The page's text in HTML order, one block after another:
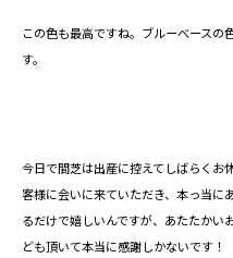
この色も最高ですね。ブルーべースの
す。
今日で間芝は出産に控えてしばらくお
客様に会いに来ていただき、本っ当に
るだけで嬉しいんですが、あたたかい
ども頂いて本当に感謝しかないです！